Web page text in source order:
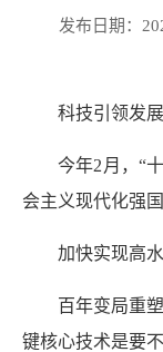
发布日期：
科技引领发
今年2月，“
会主义现代化强
加快实现高
百年变局重
键核心技术是要